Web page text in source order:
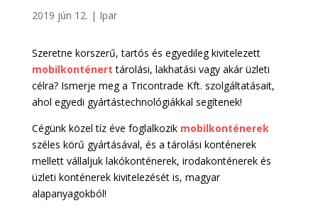
2019 jún 12. | Ipar
Szeretne korszerű, tartós és egyedileg kivitelezett
mobilkonténert tárolási, lakhatási vagy akár üzleti
célra? Ismerje meg a Tricontrade Kft. szolgáltatásait,
ahol egyedi gyártástechnológiákkal segítenek!
Cégünk közel tíz éve foglalkozik mobilkonténerek
széles körű gyártásával, és a tárolási konténerek
mellett vállaljuk lakókonténerek, irodakonténerek és
üzleti konténerek kivitelezését is, magyar
alapanyagokból!